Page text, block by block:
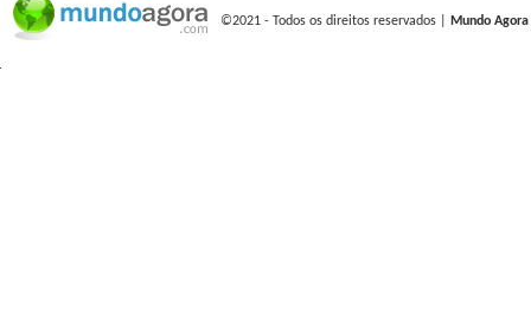
©2021 - Todos os direitos reservados | Mundo Agora